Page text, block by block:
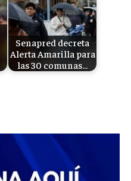
Senapred decreta
Alerta Amarilla para
las 30 comunas…